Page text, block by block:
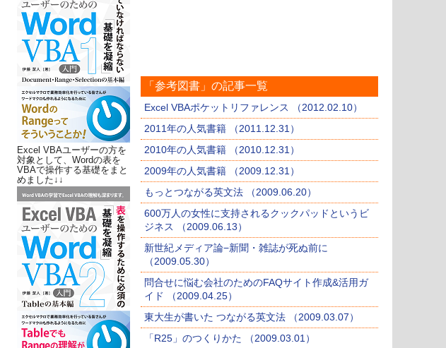
Excel VBAユーザーの方を
対象として、Wordの表を
VBAで操作する基礎をまと
めました↓↓
「参考図書」の記事一覧
Excel VBAポケットリファレンス （2012.02.10）
2011年の人気書籍 （2011.12.31）
2010年の人気書籍 （2010.12.31）
2009年の人気書籍 （2009.12.31）
もっとつながる英文法 （2009.06.20）
600万人の女性に支持されるクックパッドというビ
ジネス （2009.06.13）
新世紀メディア論−新聞・雑誌が死ぬ前に
（2009.05.30）
問合せに悩む会社のためのFAQサイト作成&活用ガ
イド （2009.04.25）
東大生が書いた つながる英文法 （2009.03.07）
「R25」のつくりかた （2009.03.01）